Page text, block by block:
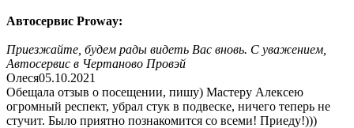
Автосервис Proway:
Приезжайте, будем рады видеть Вас вновь. С уважением,
Автосервис в Чертаново Провэй
Олеся05.10.2021
Обещала отзыв о посещении, пишу) Мастеру Алексею
огромный респект, убрал стук в подвеске, ничего теперь не
стучит. Было приятно познакомится со всеми! Приеду!)))